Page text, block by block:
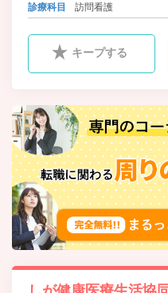
診療科目
訪問看護
キープする